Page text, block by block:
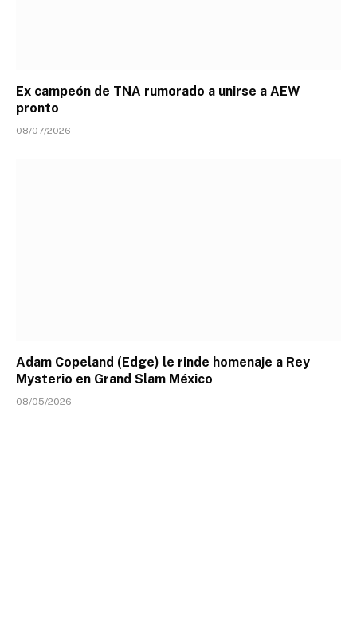
Ex campeón de TNA rumorado a unirse a AEW
pronto
08/07/2026
Adam Copeland (Edge) le rinde homenaje a Rey
Mysterio en Grand Slam México
08/05/2026